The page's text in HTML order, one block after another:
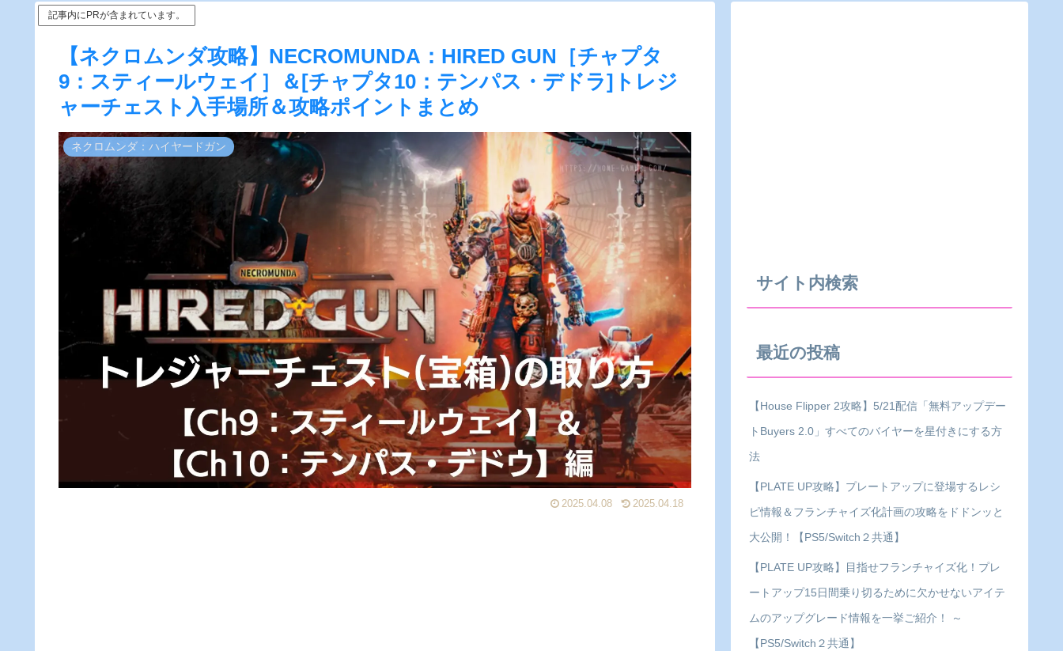
記事内にPRが含まれています。
【ネクロムンダ攻略】NECROMUNDA：HIRED GUN［チャプタ
9：スティールウェイ］＆[チャプタ10：テンパス・デドラ]トレジ
ャーチェスト入手場所＆攻略ポイントまとめ
ネクロムンダ：ハイヤードガン
2025.04.08 2025.04.18
サイト内検索
最近の投稿
【House Flipper 2攻略】5/21配信「無料アップデー
トBuyers 2.0」すべてのバイヤーを星付きにする方
法
【PLATE UP攻略】プレートアップに登場するレシ
ピ情報＆フランチャイズ化計画の攻略をドドンッと
大公開！【PS5/Switch２共通】
【PLATE UP攻略】目指せフランチャイズ化！プレ
ートアップ15日間乗り切るために欠かせないアイテ
ムのアップグレード情報を一挙ご紹介！ ～
【PS5/Switch２共通】